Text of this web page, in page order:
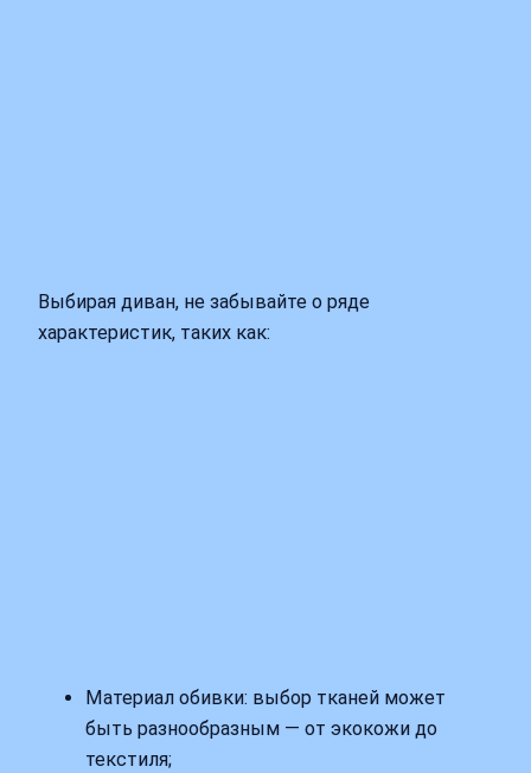
Выбирая диван, не забывайте о ряде
характеристик, таких как:
Материал обивки: выбор тканей может
быть разнообразным — от экокожи до
текстиля;